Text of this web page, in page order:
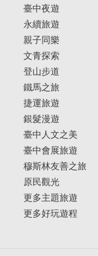
臺中夜遊
永續旅遊
親子同樂
文青探索
登山步道
鐵馬之旅
捷運旅遊
銀髮漫遊
臺中人文之美
臺中會展旅遊
穆斯林友善之旅
原民觀光
更多主題旅遊
更多好玩遊程